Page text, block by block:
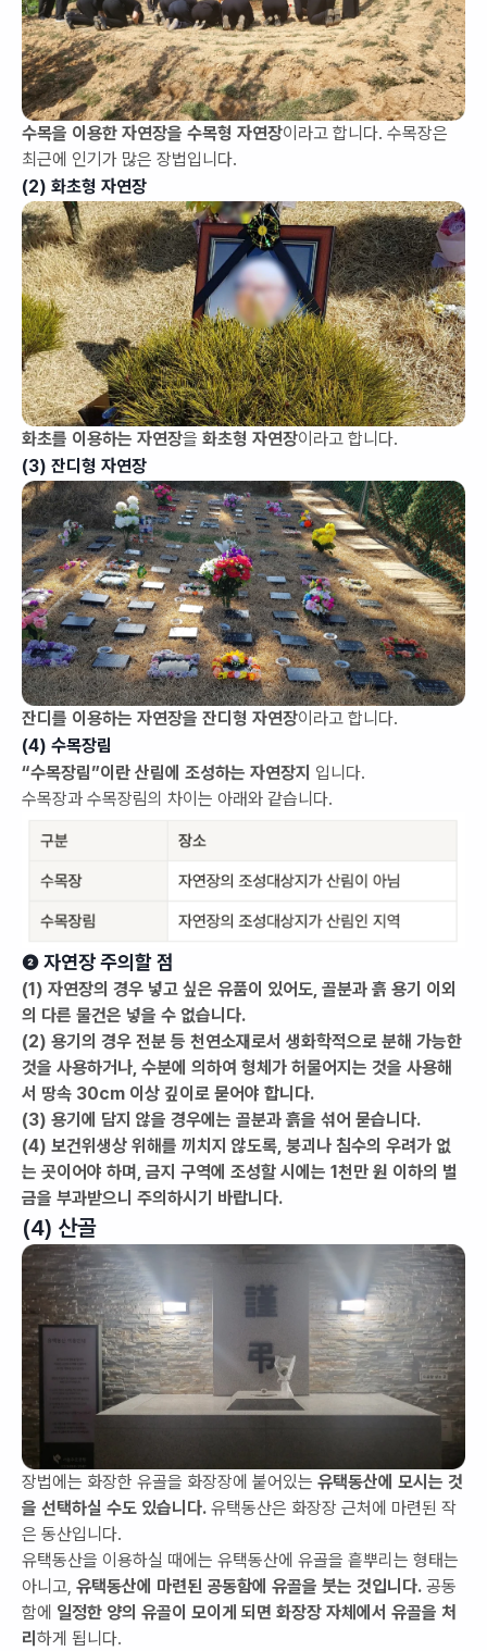
수목을 이용한 자연장을 수목형 자연장이라고 합니다. 수목장은
최근에 인기가 많은 장법입니다.
(2) 화초형 자연장
화초를 이용하는 자연장을 화초형 자연장이라고 합니다.
(3) 잔디형 자연장
잔디를 이용하는 자연장을 잔디형 자연장이라고 합니다.
(4) 수목장림
“수목장림”이란 산림에 조성하는 자연장지 입니다.
수목장과 수목장림의 차이는 아래와 같습니다.
❷ 자연장 주의할 점
(1) 자연장의 경우 넣고 싶은 유품이 있어도, 골분과 흙 용기 이외
의 다른 물건은 넣을 수 없습니다.
(2) 용기의 경우 전분 등 천연소재로서 생화학적으로 분해 가능한
것을 사용하거나, 수분에 의하여 형체가 허물어지는 것을 사용해
서 땅속 30cm 이상 깊이로 묻어야 합니다.
(3) 용기에 담지 않을 경우에는 골분과 흙을 섞어 묻습니다.
(4) 보건위생상 위해를 끼치지 않도록, 붕괴나 침수의 우려가 없
는 곳이어야 하며, 금지 구역에 조성할 시에는 1천만 원 이하의 벌
금을 부과받으니 주의하시기 바랍니다.
(4) 산골
장법에는 화장한 유골을 화장장에 붙어있는 유택동산에 모시는 것
을 선택하실 수도 있습니다. 유택동산은 화장장 근처에 마련된 작
은 동산입니다.
유택동산을 이용하실 때에는 유택동산에 유골을 흩뿌리는 형태는
아니고, 유택동산에 마련된 공동함에 유골을 붓는 것입니다. 공동
함에 일정한 양의 유골이 모이게 되면 화장장 자체에서 유골을 처
리 하게 됩니다.